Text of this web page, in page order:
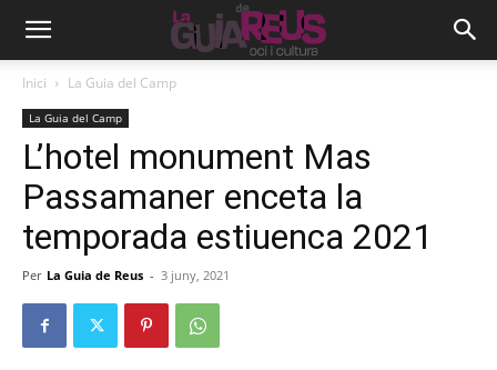
Inici La Guia del Camp
La Guia del Camp
L’hotel monument Mas
Passamaner enceta la
temporada estiuenca 2021
Per La Guia de Reus - 3 juny, 2021